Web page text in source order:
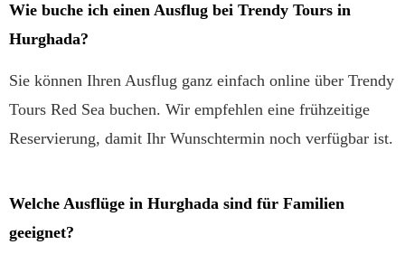
Wie buche ich einen Ausflug bei Trendy Tours in
Hurghada?
Sie können Ihren Ausflug ganz einfach online über Trendy
Tours Red Sea buchen. Wir empfehlen eine frühzeitige
Reservierung, damit Ihr Wunschtermin noch verfügbar ist.
Welche Ausflüge in Hurghada sind für Familien
geeignet?